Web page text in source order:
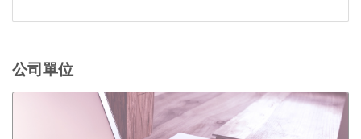
公司單位